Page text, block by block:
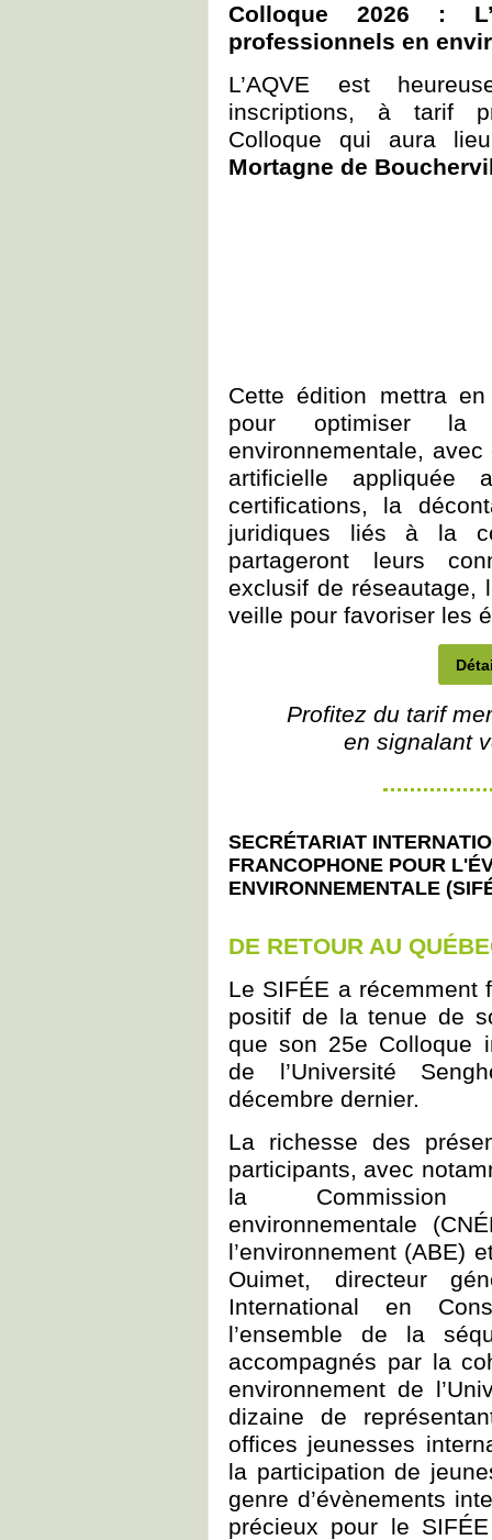
Colloque 2026 :
professionnels en
L’AQVE est
inscriptions, à tarif
Colloque qui aura
Mortagne de
Cette édition mettra
pour optimiser
environnementale,
artificielle
certifications, la
juridiques liés à la
partageront leurs
exclusif de réseautage,
veille pour favoriser les
Profitez du tarif
en signalant
SECRÉTARIAT
FRANCOPHONE POUR
ENVIRONNEMENTALE
DE RETOUR AU
Le SIFÉE a récemment
positif de la tenue de
que son 25e Colloque
de l’Université
décembre dernier.
La richesse des
participants, avec
la Commission
environnementale
l’environnement (ABE)
Ouimet, directeur
International en
l’ensemble de la
accompagnés par la
environnement de
dizaine de
offices jeunesses
la participation de
genre d’évènements
précieux pour le